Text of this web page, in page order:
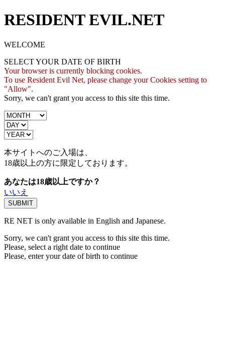
RESIDENT EVIL.NET
WELCOME
SELECT YOUR DATE OF BIRTH
Your browser is currently blocking cookies.
To use Resident Evil Net, please change your Cookies setting to
"Allow".
Sorry, we can't grant you access to this site this time.
本サイトへのご入場は、
18歳以上の方に限定しております。
あなたは18歳以上ですか？
いいえ
RE NET is only available in English and Japanese.
Sorry, we can't grant you access to this site this time.
Please, select a right date to continue
Please, enter your date of birth to continue